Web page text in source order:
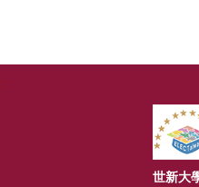
:::
世新大